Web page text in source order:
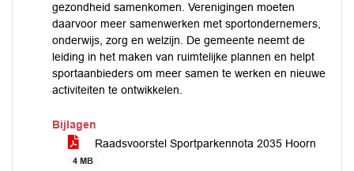
gezondheid samenkomen. Verenigingen moeten
daarvoor meer samenwerken met sportondernemers,
onderwijs, zorg en welzijn. De gemeente neemt de
leiding in het maken van ruimtelijke plannen en helpt
sportaanbieders om meer samen te werken en nieuwe
activiteiten te ontwikkelen.
Bijlagen
Raadsvoorstel Sportparkennota 2035 Hoorn
4 MB